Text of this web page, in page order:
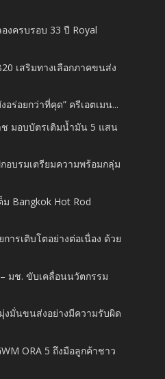
งครบรอบ 33 ปี Royal
เสริมทางเลือกภาคขนส่ง
อร่อยกว่าที่คุด” ครีเอตเมน...
ช มอบบัตรเติมน้ำมัน 5 แสน
อบรมเตรียมความพร้อมกลุ่ม
Bangkok Hot Rod
ารเติบโตอย่างต่อเนื่อง ด้วย
มช. ขับเคลื่อนนวัตกรรม
งมั่นขนส่งอย่างมีความรับผิด
ORA 5 ถึงมือลูกค้าชาว